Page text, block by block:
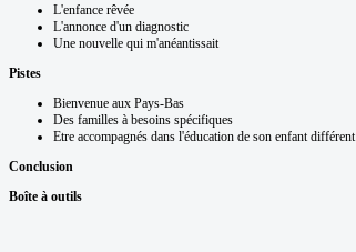
L'enfance rêvée
L'annonce d'un diagnostic
Une nouvelle qui m'anéantissait
Pistes
Bienvenue aux Pays-Bas
Des familles à besoins spécifiques
Etre accompagnés dans l'éducation de son enfant différent
Conclusion
Boîte à outils